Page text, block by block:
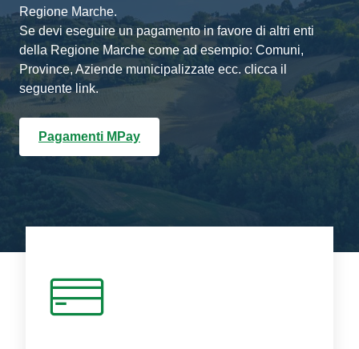
Regione Marche.
Se devi eseguire un pagamento in favore di altri enti
della Regione Marche come ad esempio: Comuni,
Province, Aziende municipalizzate ecc. clicca il
seguente link.
Pagamenti MPay